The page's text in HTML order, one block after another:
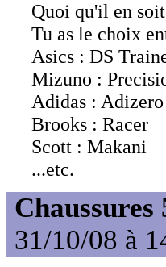
Quoi qu'il en
Tu as le choix
Asics : DS
Mizuno :
Adidas :
Brooks : Racer
Scott : Makani
...etc.
Chaussures
31/10/08 à